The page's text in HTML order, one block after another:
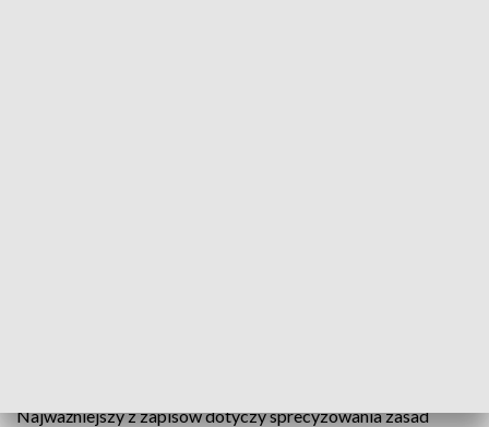
Najważniejszy z zapisów dotyczy sprecyzowania zasad